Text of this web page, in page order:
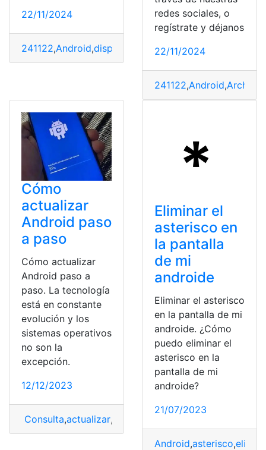
22/11/2024
241122,Android,dispositivo Herramientas
redes sociales, o
regístrate y déjanos
22/11/2024
241122,Android,Archivo
Cómo
actualizar
Android paso
a paso
Cómo actualizar
Android paso a
paso. La tecnología
está en constante
evolución y los
sistemas operativos
no son la
excepción.
12/12/2023
Consulta,actualizar,
Eliminar el
asterisco en
la pantalla
de mi
androide
Eliminar el asterisco
en la pantalla de mi
androide. ¿Cómo
puedo eliminar el
asterisco en la
pantalla de mi
androide?
21/07/2023
Android,asterisco,